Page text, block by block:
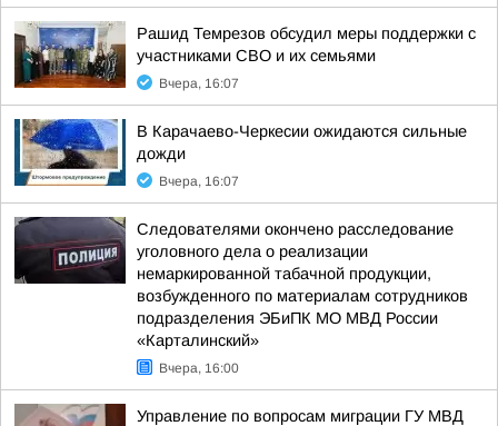
Рашид Темрезов обсудил меры поддержки с
участниками СВО и их семьями
Вчера, 16:07
В Карачаево-Черкесии ожидаются сильные
дожди
Вчера, 16:07
Следователями окончено расследование
уголовного дела о реализации
немаркированной табачной продукции,
возбужденного по материалам сотрудников
подразделения ЭБиПК МО МВД России
«Карталинский»
Вчера, 16:00
Управление по вопросам миграции ГУ МВД